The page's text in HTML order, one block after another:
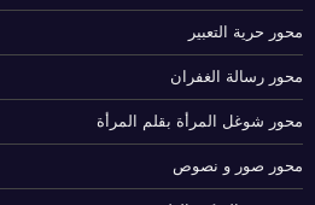
محور حرية التعبير
محور رسالة الغفران
محور شوغل المرأة بقلم المرأة
محور صور و نصوص